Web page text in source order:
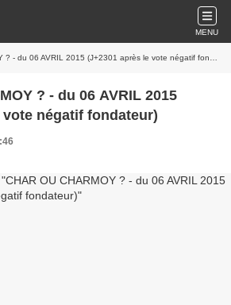
MENU
- du 06 AVRIL 2015 (J+2301 après le vote négatif fondateur)
? - du 06 AVRIL 2015
vote négatif fondateur)